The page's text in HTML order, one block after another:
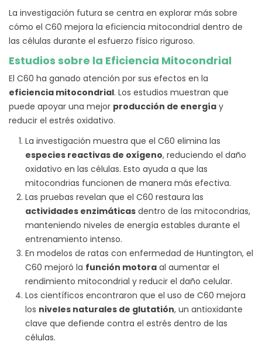
La investigación futura se centra en explorar más sobre
cómo el C60 mejora la eficiencia mitocondrial dentro de
las células durante el esfuerzo físico riguroso.
Estudios sobre la Eficiencia Mitocondrial
El C60 ha ganado atención por sus efectos en la
eficiencia mitocondrial. Los estudios muestran que
puede apoyar una mejor producción de energía y
reducir el estrés oxidativo.
La investigación muestra que el C60 elimina las
especies reactivas de oxígeno, reduciendo el daño
oxidativo en las células. Esto ayuda a que las
mitocondrias funcionen de manera más efectiva.
Las pruebas revelan que el C60 restaura las
actividades enzimáticas dentro de las mitocondrias,
manteniendo niveles de energía estables durante el
entrenamiento intenso.
En modelos de ratas con enfermedad de Huntington, el
C60 mejoró la función motora al aumentar el
rendimiento mitocondrial y reducir el daño celular.
Los científicos encontraron que el uso de C60 mejora
los niveles naturales de glutatión, un antioxidante
clave que defiende contra el estrés dentro de las
células.